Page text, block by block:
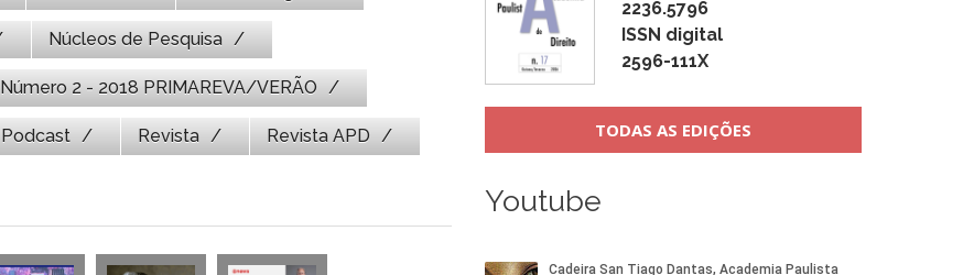
Núcleos de Pesquisa
Número 2 - 2018 PRIMAREVA/VERÃO
Podcast Revista Revista APD
2236.5796
ISSN digital
2596-111X
TODAS AS EDIÇÕES
Youtube